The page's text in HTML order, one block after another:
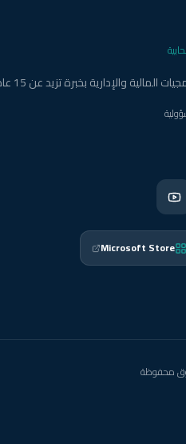
والإدارية بخبرة تزيد عن 15 عاماً.
Microsoft Store